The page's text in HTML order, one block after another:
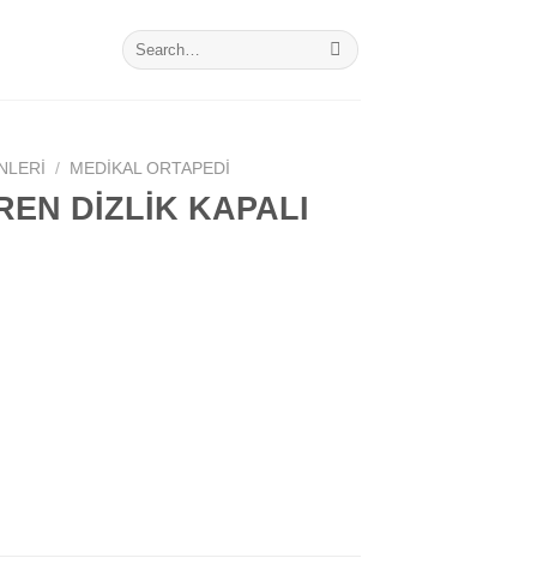
Search
for:
/ MEDIKAL ORTAPEDI
DİZLİK KAPALI